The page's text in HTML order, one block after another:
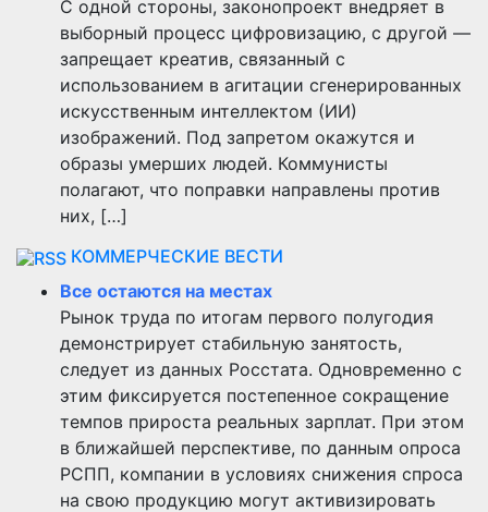
С одной стороны, законопроект внедряет в
выборный процесс цифровизацию, с другой —
запрещает креатив, связанный с
использованием в агитации сгенерированных
искусственным интеллектом (ИИ)
изображений. Под запретом окажутся и
образы умерших людей. Коммунисты
полагают, что поправки направлены против
них, […]
КОММЕРЧЕСКИЕ ВЕСТИ
Все остаются на местах
Рынок труда по итогам первого полугодия
демонстрирует стабильную занятость,
следует из данных Росстата. Одновременно с
этим фиксируется постепенное сокращение
темпов прироста реальных зарплат. При этом
в ближайшей перспективе, по данным опроса
РСПП, компании в условиях снижения спроса
на свою продукцию могут активизировать